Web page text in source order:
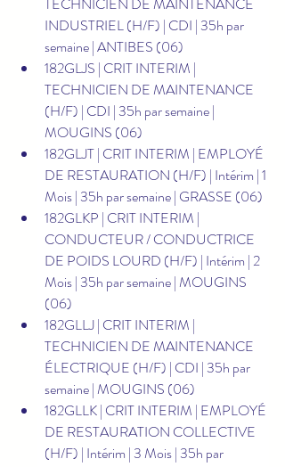
INDUSTRIEL (H/F) | CDI | 35h par
semaine | ANTIBES (06)
182GLJS | CRIT INTERIM |
TECHNICIEN DE MAINTENANCE
(H/F) | CDI | 35h par semaine |
MOUGINS (06)
182GLJT | CRIT INTERIM | EMPLOYÉ
DE RESTAURATION (H/F) | Intérim | 1
Mois | 35h par semaine | GRASSE (06)
182GLKP | CRIT INTERIM |
CONDUCTEUR / CONDUCTRICE
DE POIDS LOURD (H/F) | Intérim | 2
Mois | 35h par semaine | MOUGINS
(06)
182GLLJ | CRIT INTERIM |
TECHNICIEN DE MAINTENANCE
ÉLECTRIQUE (H/F) | CDI | 35h par
semaine | MOUGINS (06)
182GLLK | CRIT INTERIM | EMPLOYÉ
DE RESTAURATION COLLECTIVE
(H/F) | Intérim | 3 Mois | 35h par